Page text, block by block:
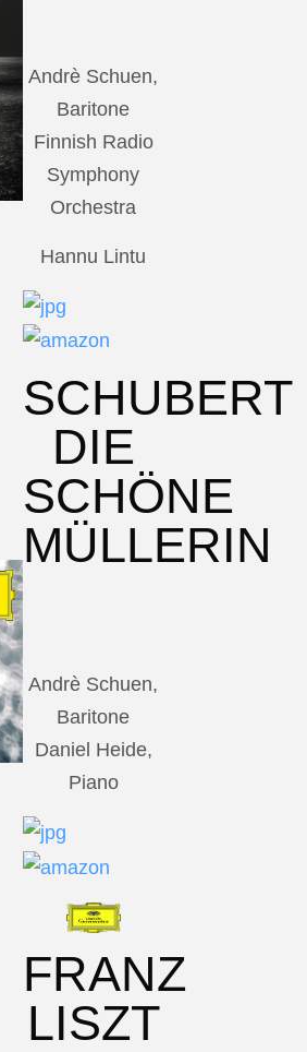
Andrè Schuen,
Baritone
Finnish Radio
Symphony
Orchestra
Hannu Lintu
SCHUBERT
DIE
SCHÖNE
MÜLLERIN
Andrè Schuen,
Baritone
Daniel Heide,
Piano
FRANZ
LISZT